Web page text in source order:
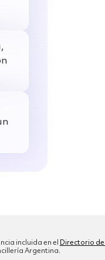
incluida en el Directorio
Argentina.